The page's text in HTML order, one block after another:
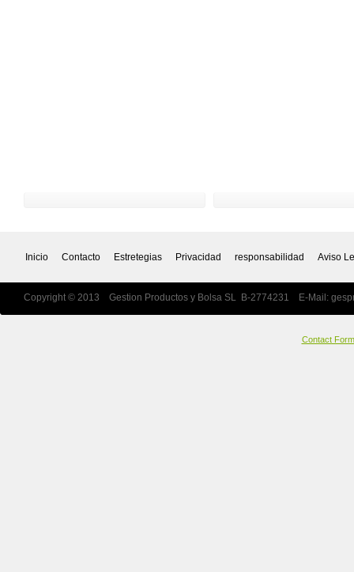
Inicio Contacto Estretegias Privacidad responsabilidad Aviso
Copyright © 2013 Gestion Productos y Bolsa SL B-2774231 E-Mail:
Contact Form